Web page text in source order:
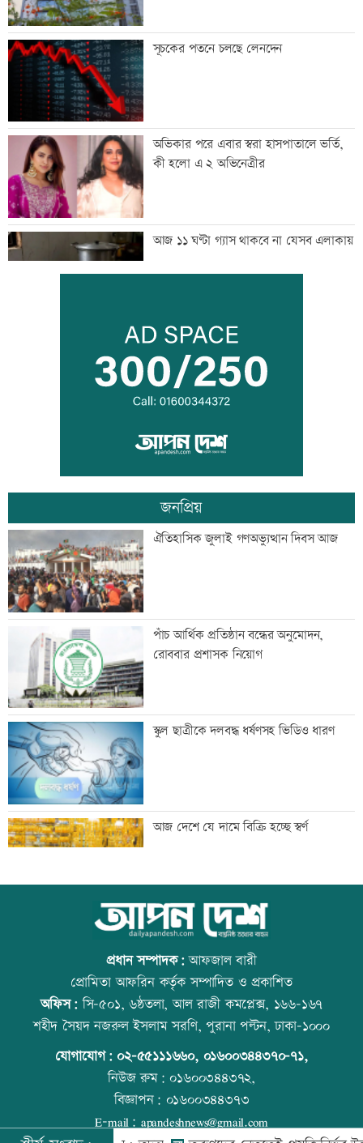
সূচকের পতনে চলছে লেনদেন
অভিকার পরে এবার স্বরা হাসপাতালে ভর্তি,
কী হলো এ ২ অভিনেত্রীর
আজ ১১ ঘণ্টা গ্যাস থাকবে না যেসব এলাকায়
সীমান্তে বিএসএফের গুলিতে বাংলাদেশি যুবক
নিহত
৪০ ঘণ্টা পর ঢাকার পথে বিমানের ফ্লাইট
তিনজনকে পুশইনের চেষ্টা বিএসএফের,
প্রতিহত করল বিজিবি
এসএসসির ফলাফল সোমবার, যেভাবে পাবে
পরীক্ষার্থীরা
সিঙ্গাপুর গেলেন পররাষ্ট্র প্রতিমন্ত্রী
মাতারবাড়ি পৌঁছেছেন প্রধানমন্ত্রী
ওবায়দুল কাদেরসহ ৭ আসামির বিরুদ্ধে
ট্রাইব্যুনালে তৃতীয় দিনের যুক্তিতর্ক আজ
বিদেশ পালানোর সময় বড় সাজ্জাদের ভাই
আটক
বাবাকে শেষ বিদায় জানাতে রোজারিওতে
মেসি
জনপ্রিয়
ঐতিহাসিক জুলাই গণঅভ্যুত্থান দিবস আজ
পাঁচ আর্থিক প্রতিষ্ঠান বন্ধের অনুমোদন,
রোববার প্রশাসক নিয়োগ
স্কুল ছাত্রীকে দলবদ্ধ ধর্ষণসহ ভিডিও ধারণ
আজ দেশে যে দামে বিক্রি হচ্ছে স্বর্ণ
আজ বিশ্ব বন্ধু দিবস
কোরআন-হাদিসে নামাজ না পড়ার শাস্তি
আজ স্বর্ণ-রুপা যে দামে বিক্রি হচ্ছে
প্রধান সম্পাদক:আফজাল বারী
প্রোমিতা আফরিন কর্তৃক সম্পাদিত ও প্রকাশিত
অফিস:সি-৫০১, ৬ষ্ঠতলা, আল রাজী কমপ্লেক্স, ১৬৬-১৬৭
শহীদ সৈয়দ নজরুল ইসলাম সরণি, পুরানা পল্টন, ঢাকা-১০০০
যোগাযোগ: ০২-৫৫১১১৬৬০, ০১৬০০৩৪৪৩৭০-৭১,
নিউজ রুম:০১৬০০৩৪৪৩৭২,
বিজ্ঞাপন: ০১৬০০৩৪৪৩৭৩
E-mail: apandeshnews@gmail.com